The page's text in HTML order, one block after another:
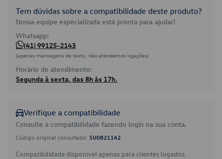
Tem dúvidas sobre a compatibilidade deste produto?
Nossa equipe especializada está pronta para ajudar!
Whatsapp:
(41) 99125-2143
(apenas mensagens de texto, não atendemos ligações)
Horário de atendimento:
Segunda à sexta, das 8h às 17h.
Verifique a compatibilidade
Consulte a compatibilidade fazendo login na sua conta.
Código original consultado: 5U0821142
Compatibilidade disponível apenas para clientes logados.